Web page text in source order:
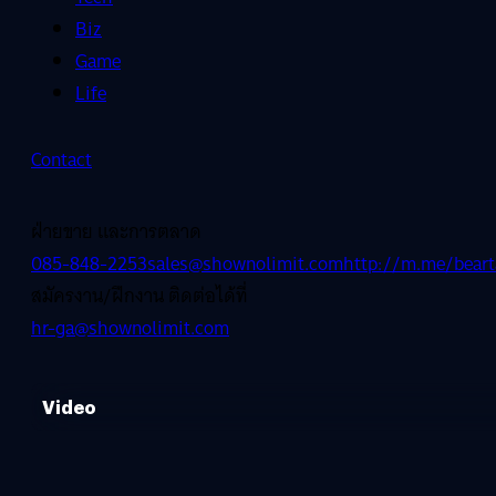
Biz
Game
Life
Contact
ฝ่ายขาย และการตลาด
085-848-2253sales@shownolimit.comhttp://m.me/
สมัครงาน/ฝึกงาน ติดต่อได้ที่
hr-ga@shownolimit.com
Video